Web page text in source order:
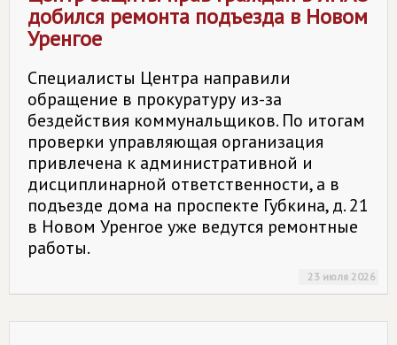
добился ремонта подъезда в Новом
Уренгое
Специалисты Центра направили
обращение в прокуратуру из-за
бездействия коммунальщиков. По итогам
проверки управляющая организация
привлечена к административной и
дисциплинарной ответственности, а в
подъезде дома на проспекте Губкина, д. 21
в Новом Уренгое уже ведутся ремонтные
работы.
23 июля 2026